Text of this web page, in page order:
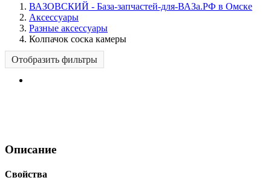
ВАЗОВСКИЙ - База-запчастей-для-ВАЗа.РФ в Омске
Аксессуары
Разные аксессуары
Колпачок соска камеры
Отобразить фильтры
Описание
Свойства